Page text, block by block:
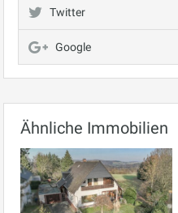
Twitter
Google
Ähnliche Immobilien